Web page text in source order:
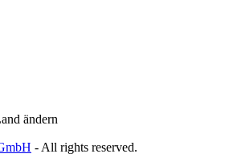
ändern
- All rights reserved.